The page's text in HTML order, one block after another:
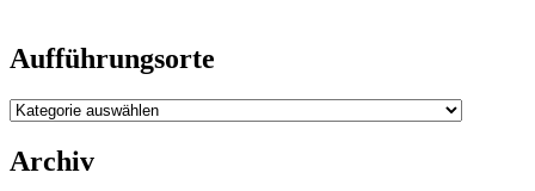
Aufführungsorte
Aufführungsorte
Archiv